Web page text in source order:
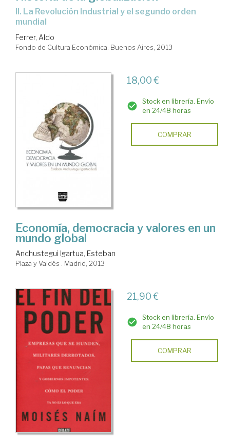
mundial
Ferrer, Aldo
Fondo de Cultura Económica. Buenos Aires, 2013
18,00 €
Stock en librería. Envío
en 24/48 horas
COMPRAR
Economía, democracia y valores en un
mundo global
Anchustegui Igartua, Esteban
Plaza y Valdés . Madrid, 2013
21,90 €
Stock en librería. Envío
en 24/48 horas
COMPRAR